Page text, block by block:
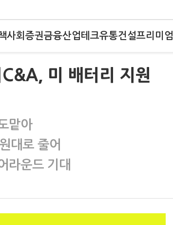
사회 증권금융산업테크유통건설프리미엄
미 배터리 지원
맡아
대로 줄어
라운드 기대